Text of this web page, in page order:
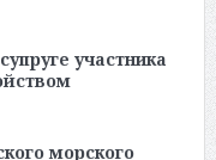
участника
морского